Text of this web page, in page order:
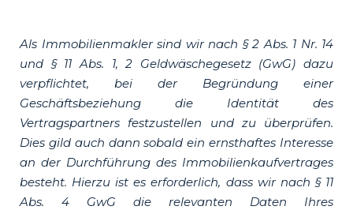
Als Immobilienmakler sind wir nach § 2 Abs. 1 Nr. 14
und § 11 Abs. 1, 2 Geldwäschegesetz (GwG) dazu
verpflichtet, bei der Begründung einer
Geschäftsbeziehung die Identität des
Vertragspartners festzustellen und zu überprüfen.
Dies gild auch dann sobald ein ernsthaftes Interesse
an der Durchführung des Immobilienkaufvertrages
besteht. Hierzu ist es erforderlich, dass wir nach § 11
Abs. 4 GwG die relevanten Daten Ihres